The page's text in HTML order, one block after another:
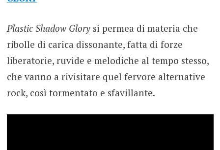
Plastic Shadow Glory si permea di materia che
ribolle di carica dissonante, fatta di forze
liberatorie, ruvide e melodiche al tempo stesso,
che vanno a rivisitare quel fervore alternative
rock, così tormentato e sfavillante.